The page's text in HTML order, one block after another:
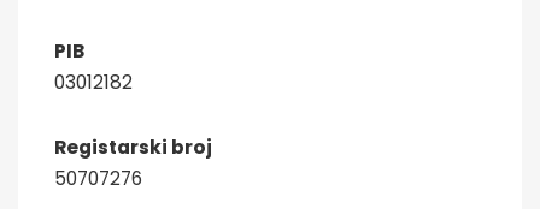
PIB
03012182
Registarski broj
50707276